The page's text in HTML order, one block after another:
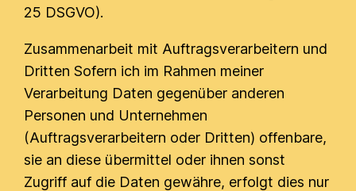
25 DSGVO).
Zusammenarbeit mit Auftragsverarbeitern und
Dritten Sofern ich im Rahmen meiner
Verarbeitung Daten gegenüber anderen
Personen und Unternehmen
(Auftragsverarbeitern oder Dritten) offenbare,
sie an diese übermittel oder ihnen sonst
Zugriff auf die Daten gewähre, erfolgt dies nur